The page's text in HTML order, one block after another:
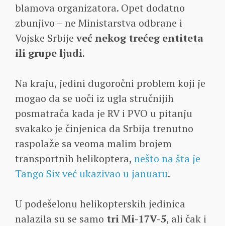
blamova organizatora. Opet dodatno
zbunjivo – ne Ministarstva odbrane i
Vojske Srbijeveć nekog trećeg entiteta
ili grupe ljudi.
Na kraju, jedini dugoročni problem koji je
mogao da se uoči iz ugla stručnijih
posmatrača kada je RV i PVO u pitanju
svakako je činjenica da Srbija trenutno
raspolaže sa veoma malim brojem
transportnih helikoptera, nešto na šta je
Tango Six već ukazivao u januaru.
U podešelonu helikopterskih jedinica
nalazila su se samo tri Mi-17V-5, ali čak i